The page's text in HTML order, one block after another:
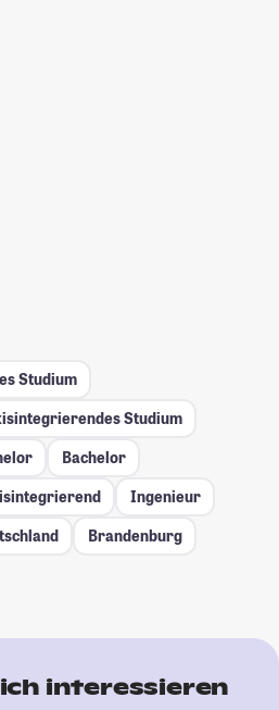
Studium
Studium
Bachelor
Ingenieur
Brandenburg
interessieren